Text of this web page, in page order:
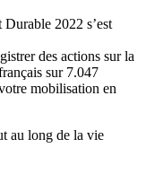
2022 s’est
des actions sur la
sur 7.047
mobilisation en
au long de la vie